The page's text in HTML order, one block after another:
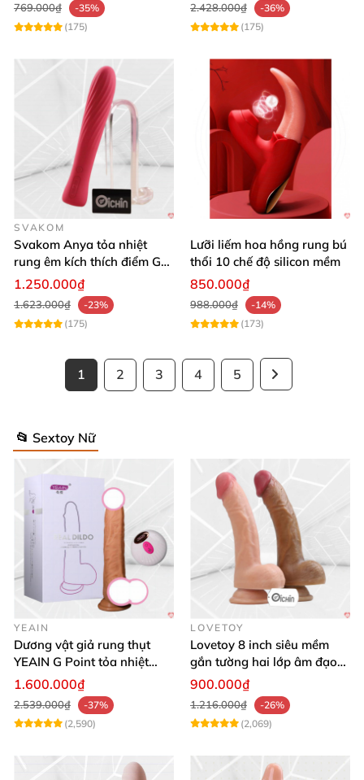
769.000₫
-35%
(175)
2.428.000₫
-36%
(175)
SVAKOM
Svakom Anya tỏa nhiệt
rung êm kích thích điểm G
silicon Mỹ cao cấp an toàn
1.250.000₫
1.623.000₫
-23%
(175)
Lưỡi liếm hoa hồng rung bú
thổi 10 chế độ silicon mềm
850.000₫
988.000₫
-14%
(173)
1 2 3 4 5
📂 Sextoy Nữ
YEAIN
Dương vật giả rung thụt
YEAIN G Point tỏa nhiệt
điều khiển từ xa
1.600.000₫
2.539.000₫
-37%
(2,590)
LOVETOY
Lovetoy 8 inch siêu mềm
gắn tường hai lớp âm đạo
giả chuẩn y tế
900.000₫
1.216.000₫
-26%
(2,069)